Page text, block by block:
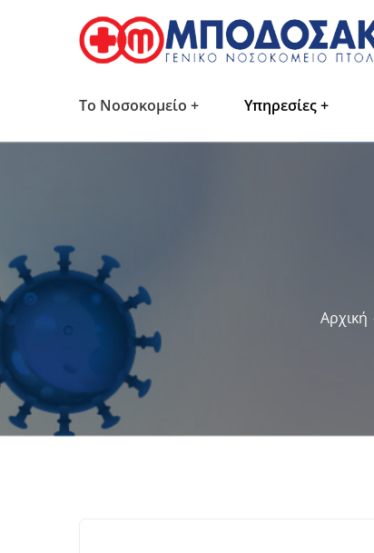
Το Νοσοκομείο Υπηρεσίες
Αρχική